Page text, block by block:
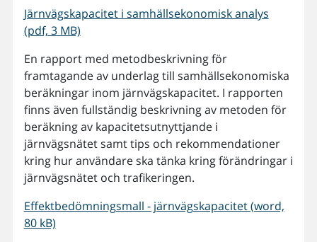
Järnvägskapacitet i samhällsekonomisk analys
(pdf, 3 MB)
En rapport med metodbeskrivning för
framtagande av underlag till samhällsekonomiska
beräkningar inom järnvägskapacitet. I rapporten
finns även fullständig beskrivning av metoden för
beräkning av kapacitetsutnyttjande i
järnvägsnätet samt tips och rekommendationer
kring hur användare ska tänka kring förändringar i
järnvägsnätet och trafikeringen.
Effektbedömningsmall - järnvägskapacitet (word,
80 kB)